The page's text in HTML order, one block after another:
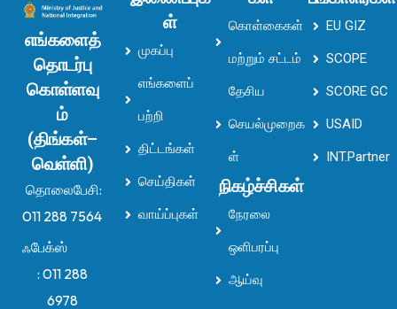
எங்களைத்
தொடர்பு
கொள்ளவு
ம்
(திங்கள்–
வெள்ளி)
தொலைபேசி:
011 288 7564
ஃபேக்ஸ்
: 011 288
6978
ள்
முகப்பு
எங்களைப்
பற்றி
திட்டங்கள்
செய்திகள்
வாய்ப்புகள்
கொள்கைகள்
மற்றும் சட்டம்
தேசிய
செயல்முறைக
ள்
நிகழ்ச்சிகள்
நேரலை
ஒளிபரப்பு
ஆய்வு
EU GIZ
SCOPE
SCORE GC
USAID
INT.Partner